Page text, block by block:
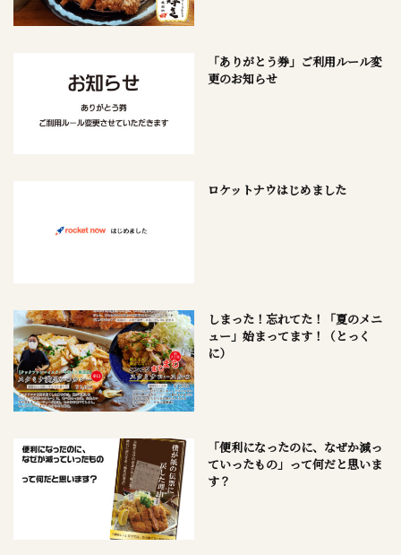
「ありがとう券」ご利用ルール変
更のお知らせ
ロケットナウはじめました
しまった！忘れてた！「夏のメニ
ュー」始まってます！（とっく
に）
「便利になったのに、なぜか減っ
ていったもの」って何だと思いま
す？